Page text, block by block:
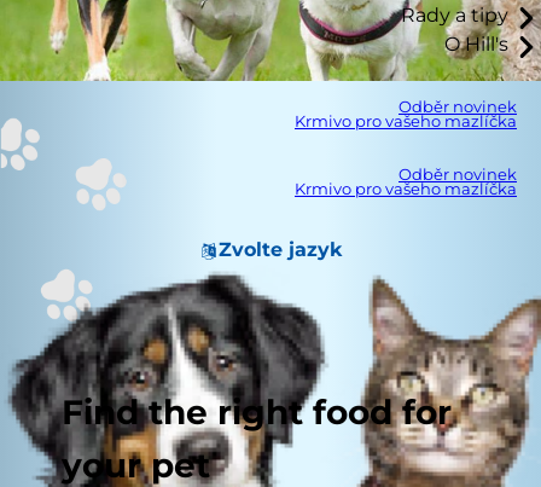
Rady a tipy
O Hill's
Odběr novinek
Krmivo pro vašeho mazlíčka
Odběr novinek
Krmivo pro vašeho mazlíčka
Zvolte jazyk
Find the right food for
your pet